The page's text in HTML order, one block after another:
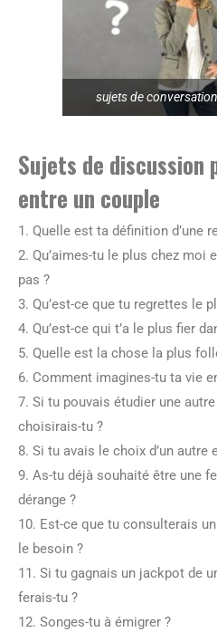
sujets de
Sujets de discussion
entre un couple
1. Quelle est ta définition d’une
2. Qu’aimes-tu le plus chez moi
pas ?
3. Qu’est-ce que tu regrettes le
4. Qu’est-ce qui t’a le plus fier
5. Quelle est la chose la plus
6. Comment imagines-tu ta vie
7. Si tu pouvais étudier une
choisirais-tu ?
8. Si tu avais le choix d’un
9. As-tu déjà souhaité être une
dérange ?
10. Est-ce que tu consulterais
le besoin ?
11. Si tu gagnais un jackpot de
ferais-tu ?
12. Songes-tu à émigrer ?